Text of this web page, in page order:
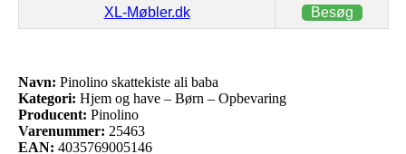
XL-Møbler.dk Besøg
Navn: Pinolino skattekiste ali baba
Kategori: Hjem og have – Børn – Opbevaring
Producent: Pinolino
Varenummer: 25463
EAN: 4035769005146